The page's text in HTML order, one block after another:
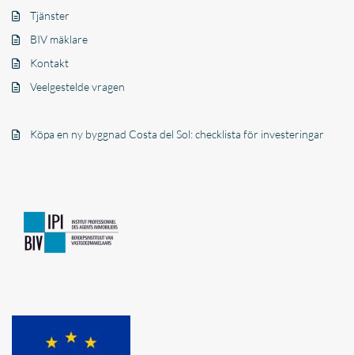
Tjänster
BIV mäklare
Kontakt
Veelgestelde vragen
Köpa en ny byggnad Costa del Sol: checklista för investeringar